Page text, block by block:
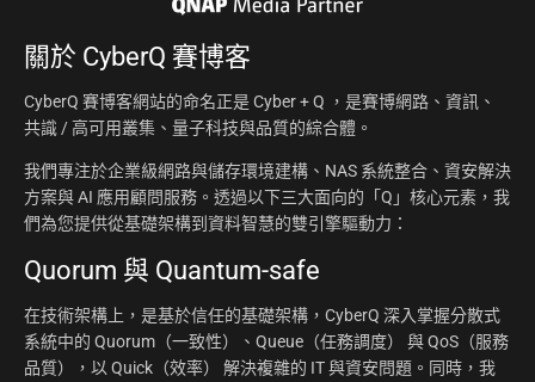
關於 CyberQ 賽博客
CyberQ 賽博客網站的命名正是 Cyber + Q ，是賽博網路、資訊、
共識 / 高可用叢集、量子科技與品質的綜合體。
我們專注於企業級網路與儲存環境建構、NAS 系統整合、資安解決
方案與 AI 應用顧問服務。透過以下三大面向的「Q」核心元素，我
們為您提供從基礎架構到資料智慧的雙引擎驅動力：
Quorum 與 Quantum-safe
在技術架構上，是基於信任的基礎架構，CyberQ 深入掌握分散式
系統中的 Quorum（一致性）、Queue（任務調度） 與 QoS（服務
品質），以 Quick（效率） 解決複雜的 IT 與資安問題。同時，我